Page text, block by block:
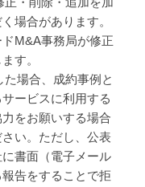
場合があります。
M&A事務局が修正
す。
場合、成約事例と
ービスに利用する
をお願いする場合
い。ただし、公表
書面（電子メール
告をすることで拒